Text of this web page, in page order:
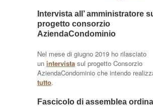
Intervista all’ amministratore
progetto consorzio
AziendaCondominio
Nel mese di giugno 2019 ho rilasciato
un intervista sul progetto Consorzio
AziendaCondominio che intendo
tutto.
Fascicolo di assemblea